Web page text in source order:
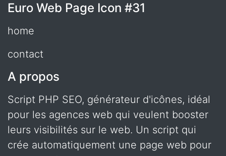
Euro Web Page Icon #31
home
contact
A propos
Script PHP SEO, générateur d'icônes, idéal
pour les agences web qui veulent booster
leurs visibilités sur le web. Un script qui
crée automatiquement une page web pour